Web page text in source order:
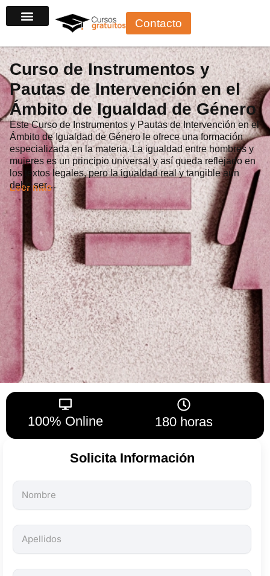
al
Contacto
Curso de Instrumentos y
Pautas de Intervención en el
Ámbito de Igualdad de Género
Este Curso de Instrumentos y Pautas de Intervención en el
Ámbito de Igualdad de Género le ofrece una formación
especializada en la materia. La igualdad entre hombres y
mujeres es un principio universal y así queda reflejado en
los textos legales, pero la igualdad real y tangible aún
debe ser…
Leer más
100% Online 180 horas
Solicita Información
Todos
los
son
obligatorios.